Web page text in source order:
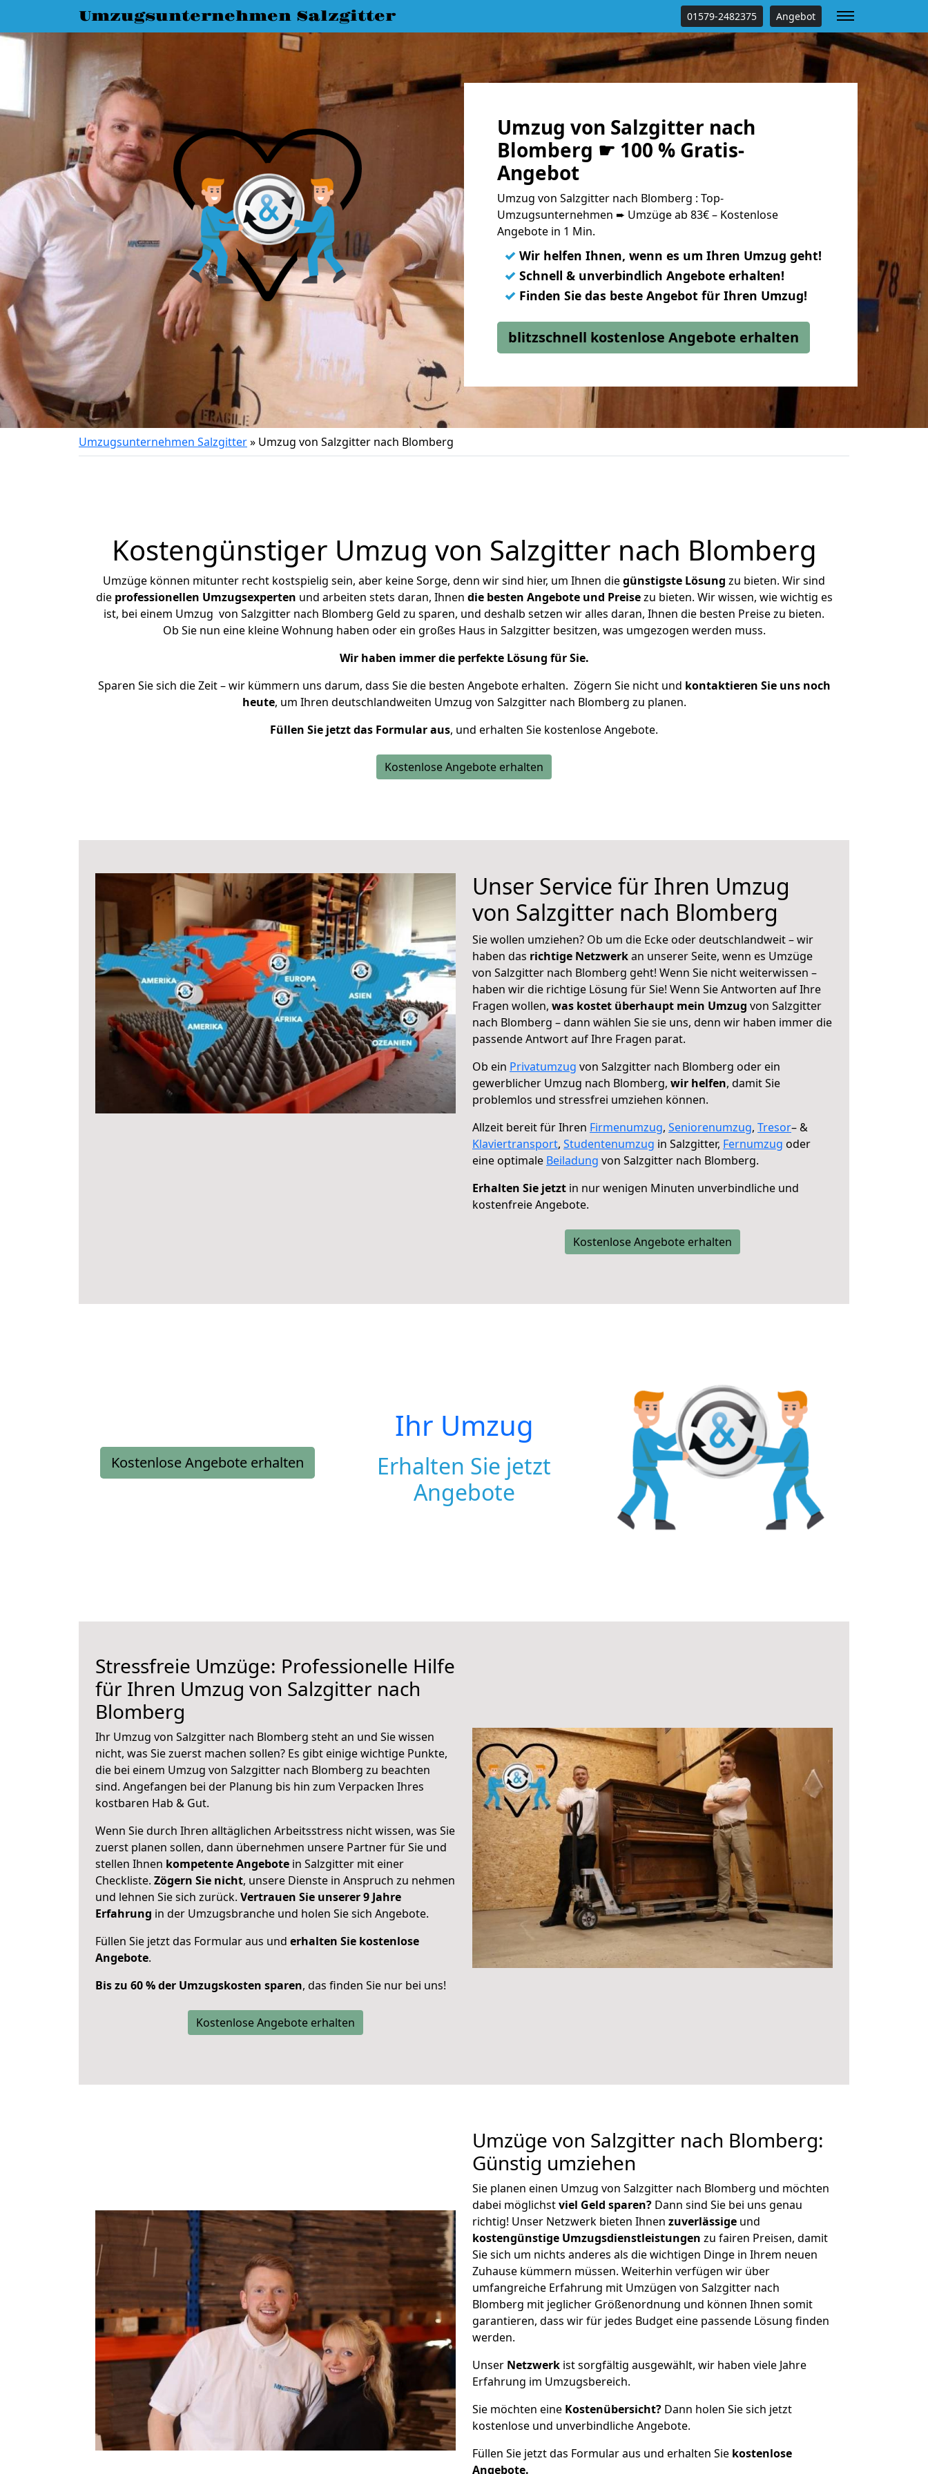
Umzugsunternehmen Salzgitter 01579-2482375 Angebot
Umzug von Salzgitter nach
Blomberg ☛ 100 % Gratis-
Angebot
Umzug von Salzgitter nach Blomberg : Top-
Umzugsunternehmen ➨ Umzüge ab 83€ – Kostenlose
Angebote in 1 Min.
✓ Wir helfen Ihnen, wenn es um Ihren Umzug geht!
✓ Schnell & unverbindlich Angebote erhalten!
✓ Finden Sie das beste Angebot für Ihren Umzug!
blitzschnell kostenlose Angebote erhalten
Umzugsunternehmen Salzgitter» Umzug von Salzgitter nach Blomberg
Kostengünstiger Umzug von Salzgitter nach Blomberg
Umzüge können mitunter recht kostspielig sein, aber keine Sorge, denn wir sind hier, um Ihnen diegünstigste Lösung zu bieten. Wir sind
die professionellen Umzugsexperten und arbeiten stets daran, Ihnen die besten Angebote und Preisezu bieten. Wir wissen, wie wichtig es
ist, bei einem Umzug von Salzgitter nach Blomberg Geld zu sparen, und deshalb setzen wir alles daran, Ihnen die besten Preise zu bieten.
Ob Sie nun eine kleine Wohnung haben oder ein großes Haus in Salzgitter besitzen, was umgezogen werden muss.
Wir haben immer die perfekte Lösung für Sie.
Sparen Sie sich die Zeit – wir kümmern uns darum, dass Sie die besten Angebote erhalten. Zögern Sie nicht und kontaktieren Sie uns noch
heute, um Ihren deutschlandweiten Umzug von Salzgitter nach Blomberg zu planen.
Füllen Sie jetzt das Formular aus, und erhalten Sie kostenlose Angebote.
Kostenlose Angebote erhalten
Unser Service für Ihren Umzug
von Salzgitter nach Blomberg
Sie wollen umziehen? Ob um die Ecke oder deutschlandweit – wir
haben das richtige Netzwerkan unserer Seite, wenn es Umzüge
von Salzgitter nach Blomberg geht! Wenn Sie nicht weiterwissen –
haben wir die richtige Lösung für Sie! Wenn Sie Antworten auf Ihre
Fragen wollen, was kostet überhaupt mein Umzug von Salzgitter
nach Blomberg – dann wählen Sie sie uns, denn wir haben immer die
passende Antwort auf Ihre Fragen parat.
Ob ein Privatumzug von Salzgitter nach Blomberg oder ein
gewerblicher Umzug nach Blomberg, wir helfen, damit Sie
problemlos und stressfrei umziehen können.
Allzeit bereit für Ihren Firmenumzug, Seniorenumzug, Tresor– &
Klaviertransport, Studentenumzug in Salzgitter, Fernumzug oder
eine optimale Beiladung von Salzgitter nach Blomberg.
Erhalten Sie jetzt in nur wenigen Minuten unverbindliche und
kostenfreie Angebote.
Kostenlose Angebote erhalten
Kostenlose Angebote erhalten
Ihr Umzug
Erhalten Sie jetzt
Angebote
Stressfreie Umzüge: Professionelle Hilfe
für Ihren Umzug von Salzgitter nach
Blomberg
Ihr Umzug von Salzgitter nach Blomberg steht an und Sie wissen
nicht, was Sie zuerst machen sollen? Es gibt einige wichtige Punkte,
die bei einem Umzug von Salzgitter nach Blomberg zu beachten
sind. Angefangen bei der Planung bis hin zum Verpacken Ihres
kostbaren Hab & Gut.
Wenn Sie durch Ihren alltäglichen Arbeitsstress nicht wissen, was Sie
zuerst planen sollen, dann übernehmen unsere Partner für Sie und
stellen Ihnen kompetente Angebote in Salzgitter mit einer
Checkliste. Zögern Sie nicht, unsere Dienste in Anspruch zu nehmen
und lehnen Sie sich zurück. Vertrauen Sie unserer 9 Jahre
Erfahrung in der Umzugsbranche und holen Sie sich Angebote.
Füllen Sie jetzt das Formular aus und erhalten Sie kostenlose
Angebote.
Bis zu 60 % der Umzugskosten sparen, das finden Sie nur bei uns!
Kostenlose Angebote erhalten
Umzüge von Salzgitter nach Blomberg:
Günstig umziehen
Sie planen einen Umzug von Salzgitter nach Blomberg und möchten
dabei möglichstviel Geld sparen? Dann sind Sie bei uns genau
richtig! Unser Netzwerk bieten Ihnen zuverlässige und
kostengünstige Umzugsdienstleistungen zu fairen Preisen, damit
Sie sich um nichts anderes als die wichtigen Dinge in Ihrem neuen
Zuhause kümmern müssen. Weiterhin verfügen wir über
umfangreiche Erfahrung mit Umzügen von Salzgitter nach
Blomberg mit jeglicher Größenordnung und können Ihnen somit
garantieren, dass wir für jedes Budget eine passende Lösung finden
werden.
Unser Netzwerk ist sorgfältig ausgewählt, wir haben viele Jahre
Erfahrung im Umzugsbereich.
Sie möchten eine Kostenübersicht? Dann holen Sie sich jetzt
kostenlose und unverbindliche Angebote.
Füllen Sie jetzt das Formular aus und erhalten Sie kostenlose
Angebote.